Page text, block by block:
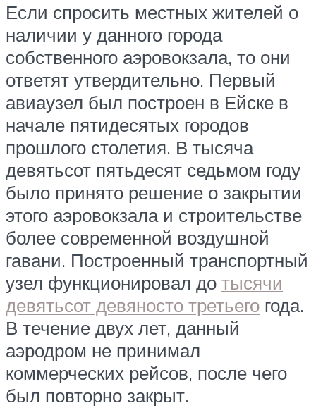
Если спросить местных жителей о
наличии у данного города
собственного аэровокзала, то они
ответят утвердительно. Первый
авиаузел был построен в Ейске в
начале пятидесятых городов
прошлого столетия. В тысяча
девятьсот пятьдесят седьмом году
было принято решение о закрытии
этого аэровокзала и строительстве
более современной воздушной
гавани. Построенный транспортный
узел функционировал до тысячи
девятьсот девяносто третьего года.
В течение двух лет, данный
аэродром не принимал
коммерческих рейсов, после чего
был повторно закрыт.